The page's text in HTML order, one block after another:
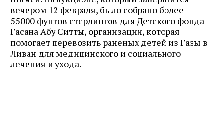
вечером 12 февраля, было собрано более
55000 фунтов стерлингов для Детского фонда
Гасана Абу Ситты, организации, которая
помогает перевозить раненых детей из Газы в
Ливан для медицинского и социального
лечения и ухода.